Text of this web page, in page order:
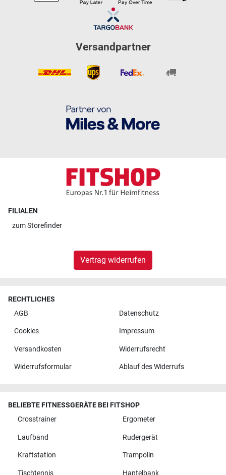
Versandpartner
FILIALEN
zumStorefinder
Vertrag widerrufen
RECHTLICHES
AGB
Datenschutz
Cookies Impressum
Versandkosten Widerrufsrecht
Widerrufsformular Ablauf des Widerrufs
BELIEBTE FITNESSGERÄTE BEI FITSHOP
Crosstrainer
Ergometer
Laufband Rudergerät
Kraftstation Trampolin
Tischtennis Hantelbank